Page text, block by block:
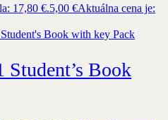
17,80 €.5,00 €Aktuálna cena je:
Book